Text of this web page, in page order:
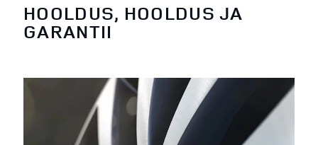
HOOLDUS, HOOLDUS JA
GARANTII